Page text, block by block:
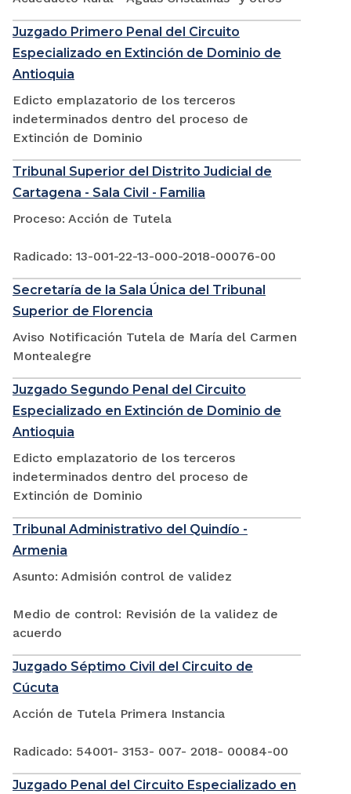
Juzgado Primero Penal del Circuito
Especializado en Extinción de Dominio de
Antioquia
Edicto emplazatorio de los terceros
indeterminados dentro del proceso de
Extinción de Dominio
Tribunal Superior del Distrito Judicial de
Cartagena - Sala Civil - Familia
Proceso: Acción de Tutela
Radicado: 13-001-22-13-000-2018-00076-00
Secretaría de la Sala Única del Tribunal
Superior de Florencia
Aviso Notificación Tutela de María del Carmen
Montealegre
Juzgado Segundo Penal del Circuito
Especializado en Extinción de Dominio de
Antioquia
Edicto emplazatorio de los terceros
indeterminados dentro del proceso de
Extinción de Dominio
Tribunal Administrativo del Quindío -
Armenia
Asunto: Admisión control de validez
Medio de control: Revisión de la validez de
acuerdo
Juzgado Séptimo Civil del Circuito de
Cúcuta
Acción de Tutela Primera Instancia
Radicado: 54001- 3153- 007- 2018- 00084-00
Juzgado Penal del Circuito Especializado en